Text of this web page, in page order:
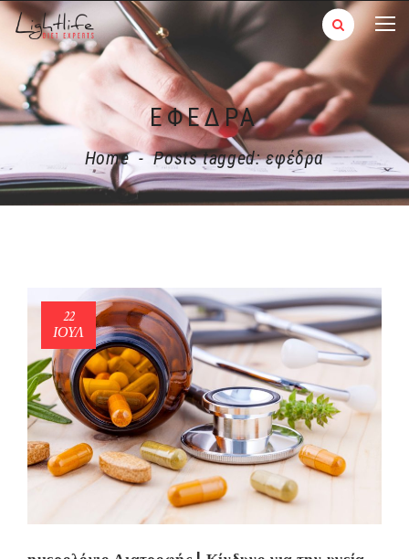
ΕΦΈΔΡΑ
Home - Posts tagged: εφέδρα
22
ΙΟΎΛ